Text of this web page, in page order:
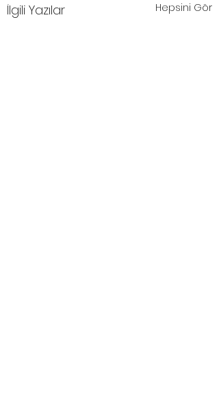
İlgili Yazılar Hepsini Gör